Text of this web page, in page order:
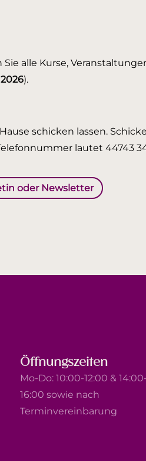
Sie alle Kurse,
).
schicken lassen.
lautet 44743
oder Newsletter
Öffnungszeiten
Mo-Do: 10:00-12:00 & 14:00-
16:00 sowie nach
Terminvereinbarung